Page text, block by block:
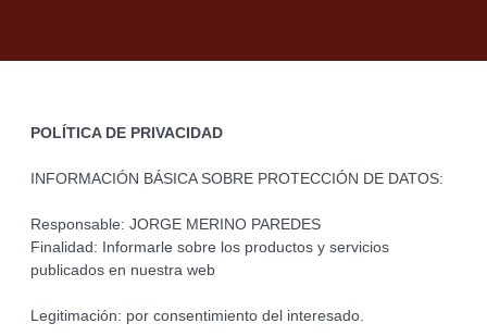
POLÍTICA DE PRIVACIDAD
INFORMACIÓN BÁSICA SOBRE PROTECCIÓN DE DATOS:
Responsable: JORGE MERINO PAREDES
Finalidad: Informarle sobre los productos y servicios
publicados en nuestra web
Legitimación: por consentimiento del interesado.